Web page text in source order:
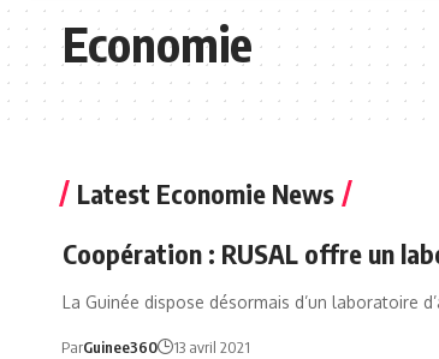
Economie
Latest Economie News
Coopération : RUSAL offre un
La Guinée dispose désormais d’un laboratoire
ParGuinee360 13 avril 2021